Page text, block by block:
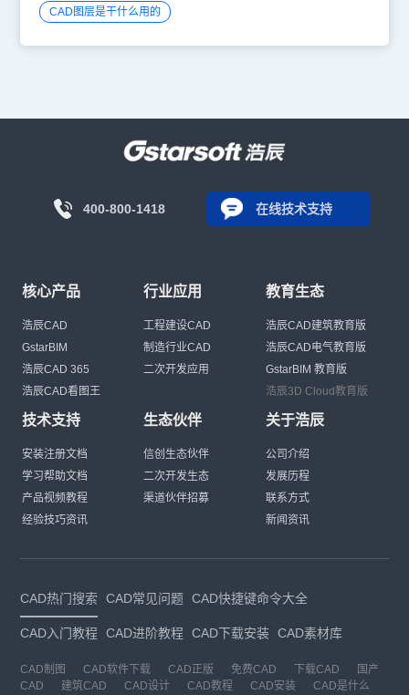
CAD图层是干什么用的
400-800-1418 在线技术支持
核心产品
浩辰CAD
GstarBIM
浩辰CAD 365
浩辰CAD看图王
行业应用
工程建设CAD
制造行业CAD
二次开发应用
教育生态
浩辰CAD建筑教育版
浩辰CAD电气教育版
GstarBIM 教育版
浩辰3D Cloud教育版
技术支持
安装注册文档
学习帮助文档
产品视频教程
经验技巧资讯
生态伙伴
信创生态伙伴
二次开发生态
渠道伙伴招募
关于浩辰
公司介绍
发展历程
联系方式
新闻资讯
CAD热门搜索 CAD常见问题 CAD快捷键命令大全
CAD入门教程 CAD进阶教程 CAD下载安装 CAD素材库
CAD制图 CAD软件下载 CAD正版 免费CAD 下载CAD
国产
CAD
建筑CAD CAD设计 CAD教程 CAD安装 CAD是什么